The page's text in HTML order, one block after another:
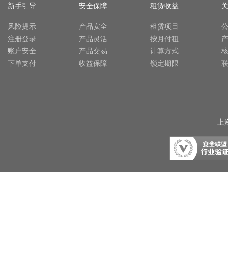
新手引导
风险提示
注册登录
账户安全
下单支付
安全保障
产品安全
产品灵活
产品交易
收益保障
租赁收益
租赁项目
按月付租
计算方式
锁定期限